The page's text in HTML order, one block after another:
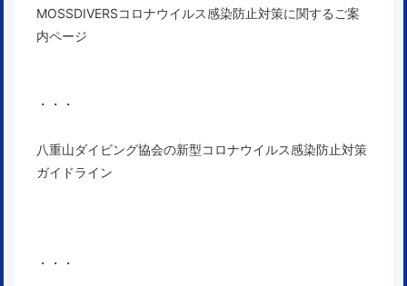
MOSSDIVERSコロナウイルス感染防止対策に関するご案
内ページ
・・・
八重山ダイビング協会の新型コロナウイルス感染防止対策
ガイドライン
・・・